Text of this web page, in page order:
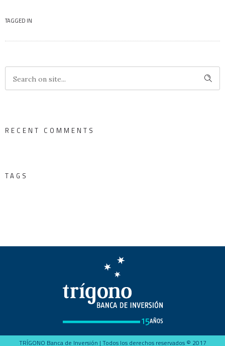
TAGGED IN
RECENT COMMENTS
TAGS
TRÍGONO Banca de Inversión | Todos los derechos reservados © 2017